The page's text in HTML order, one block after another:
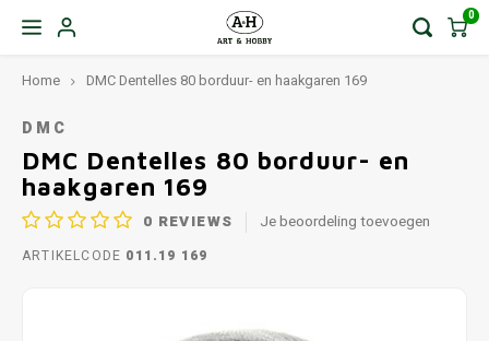
0
Home DMC Dentelles 80 borduur- en haakgaren 169
DMC
DMC Dentelles 80 borduur- en
haakgaren 169
0 REVIEWS Je beoordeling toevoegen
ARTIKELCODE 011.19 169